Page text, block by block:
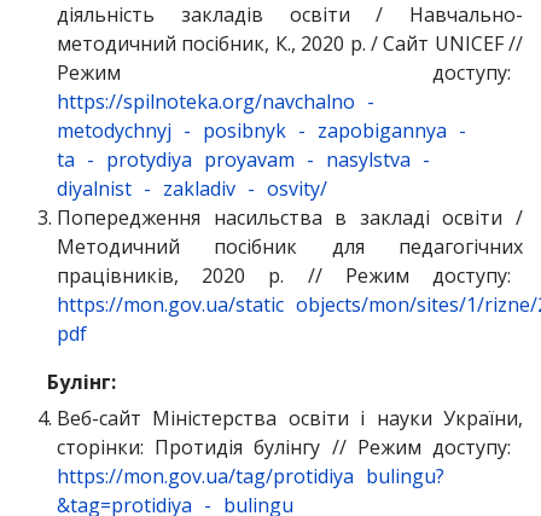
діяльність закладів освіти / Навчально-
методичний посібник, К., 2020 р. / Сайт UNICEF //
Режим доступу:
https://spilnoteka.org/navchalno -
metodychnyj - posibnyk - zapobigannya -
ta - protydiya proyavam - nasylstva -
diyalnist - zakladiv - osvity/
Попередження насильства в закладі освіти /
Методичний посібник для педагогічних
працівників, 2020 р. // Режим доступу:
https://mon.gov.ua/static objects/mon/sites/1/rizne/
pdf
Булінг:
Веб-сайт Міністерства освіти і науки України,
сторінки: Протидія булінгу // Режим доступу:
https://mon.gov.ua/tag/protidiya bulingu?
&tag=protidiya - bulingu